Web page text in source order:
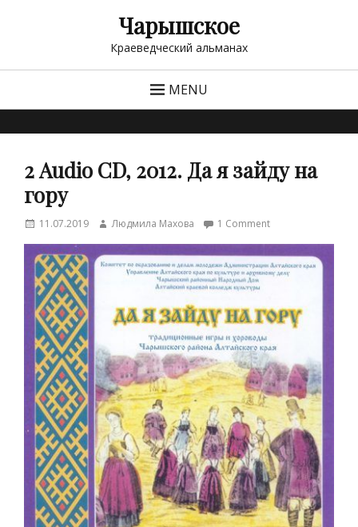
Чарышское
Краеведческий альманах
MENU
2 Аudio CD, 2012. Да я зайду на
гору
Posted11.07.2019 AuthorЛюдмила Махова 1 Comment